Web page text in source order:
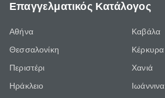
Επαγγελματικός Κατάλογος
Αθήνα
Θεσσαλονίκη
Περιστέρι
Ηράκλειο
Καβάλα
Κέρκυρα
Χανιά
Ιωάννινα